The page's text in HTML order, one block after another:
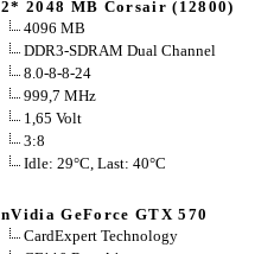
2* 2048 MB Corsair (12800)
4096 MB
DDR3-SDRAM Dual Channel
8.0-8-8-24
999,7 MHz
1,65 Volt
3:8
Idle: 29°C, Last: 40°C
nVidia GeForce GTX 570
CardExpert Technology